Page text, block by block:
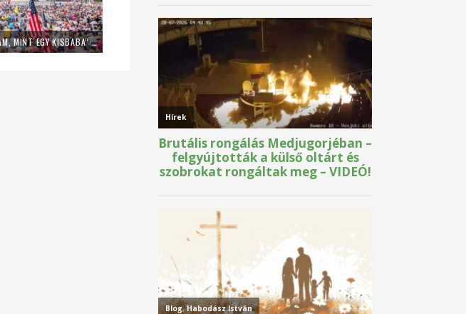
„ÚGY SÍRTAM, MINT EGY KISBABA” – FIATALOK A MLADIFESTRŐL